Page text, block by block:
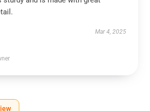
Mar 4, 2025